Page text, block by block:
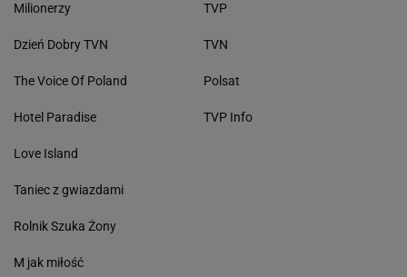
Milionerzy
Dzień Dobry TVN
The Voice Of Poland
Hotel Paradise
Love Island
Taniec z gwiazdami
Rolnik Szuka Żony
M jak miłość
TVP
TVN
Polsat
TVP Info